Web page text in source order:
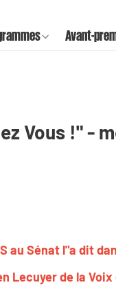
Avant-
Vous !" -
Sénat l"a dit
Lecuyer de la Voix